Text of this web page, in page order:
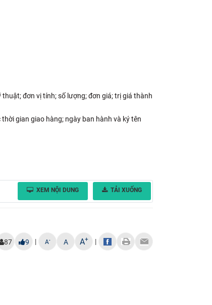
đơn vị tính; số lượng; đơn giá; trị giá thành
gian giao hàng; ngày ban hành và ký tên
XEM NỘI DUNG TẢI XUỐNG
87 9 | A- A A+ |